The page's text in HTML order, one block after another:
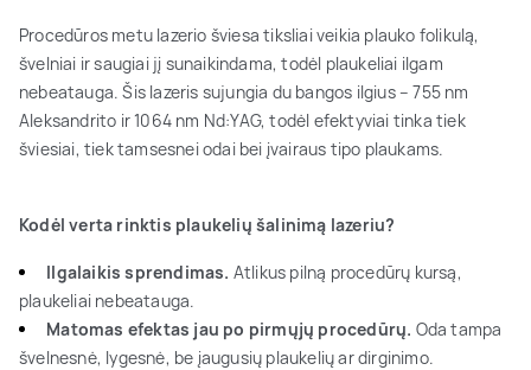
Procedūros metu lazerio šviesa tiksliai veikia plauko folikulą,
švelniai ir saugiai jį sunaikindama, todėl plaukeliai ilgam
nebeatauga. Šis lazeris sujungia du bangos ilgius – 755 nm
Aleksandrito ir 1064 nm Nd:YAG, todėl efektyviai tinka tiek
šviesiai, tiek tamsesnei odai bei įvairaus tipo plaukams.
Kodėl verta rinktis plaukelių šalinimą lazeriu?
Ilgalaikis sprendimas. Atlikus pilną procedūrų kursą,
plaukeliai nebeatauga.
Matomas efektas jau po pirmųjų procedūrų. Oda tampa
švelnesnė, lygesnė, be įaugusių plaukelių ar dirginimo.